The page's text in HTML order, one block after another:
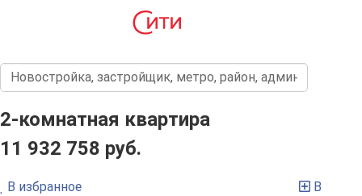
2-комнатная квартира
11 932 758 руб.
В избранное
В